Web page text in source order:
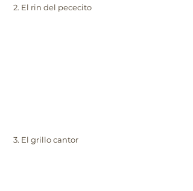
2. El rin del pececito
3. El grillo cantor